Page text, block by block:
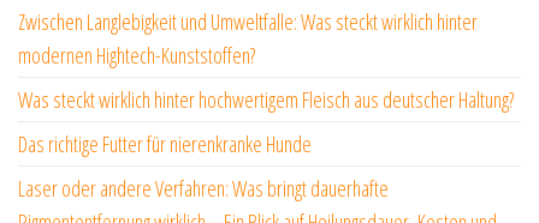
Zwischen Langlebigkeit und Umweltfalle: Was steckt wirklich hinter
modernen Hightech-Kunststoffen?
Was steckt wirklich hinter hochwertigem Fleisch aus deutscher Haltung?
Das richtige Futter für nierenkranke Hunde
Laser oder andere Verfahren: Was bringt dauerhafte